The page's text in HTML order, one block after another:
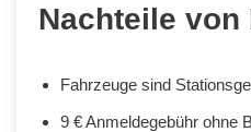
Nachteile
Fahrzeuge sind
9 € Anmeldegebühr ohne